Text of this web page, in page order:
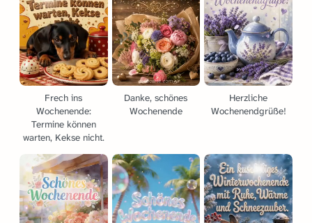
Frech ins
Wochenende:
Termine können
warten, Kekse nicht.
Danke, schönes
Wochenende
Herzliche
Wochenendgrüße!